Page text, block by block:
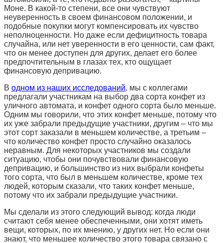
Моне. В какой-то степени, все они чувствуют
неуверенность в своем финансовом положении, и
подобные покупки могут компенсировать их чувство
неполноценности. Но даже если дефицитность товара
случайна, или нет уверенности в его ценности, сам факт,
что он менее доступен для других, делает его более
предпочтительным в глазах тех, кто ощущает
финансовую депривацию.
В одном из наших исследований, мы с коллегами
предлагали участникам на выбор два сорта конфет из
уличного автомата, и конфет одного сорта было меньше.
Одним мы говорили, что этих конфет меньше, потому что
их уже забрали предыдущие участники, другим – что мы
этот сорт заказали в меньшем количестве, а третьим –
что количество конфет просто случайно оказалось
неравным. Для некоторых участников мы создали
ситуацию, чтобы они почувствовали финансовую
депривацию, и большинство из них выбрали конфеты
того сорта, что был в меньшем количестве, кроме тех
людей, которым сказали, что таких конфет меньше,
потому что их забрали предыдущие участники.
Мы сделали из этого следующий вывод: когда люди
считают себя менее обеспеченными, они хотят иметь
вещи, которых, по их мнению, у других нет. Но если они
знают, что меньшее количество этого товара связано с